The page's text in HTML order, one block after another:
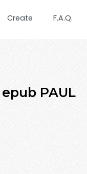
Create F.A.Q.
PAUL